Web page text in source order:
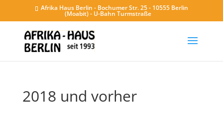
Afrika Haus Berlin - Bochumer Str. 25 - 10555 Berlin
(Moabit) - U-Bahn Turmstraße
2018 und vorher